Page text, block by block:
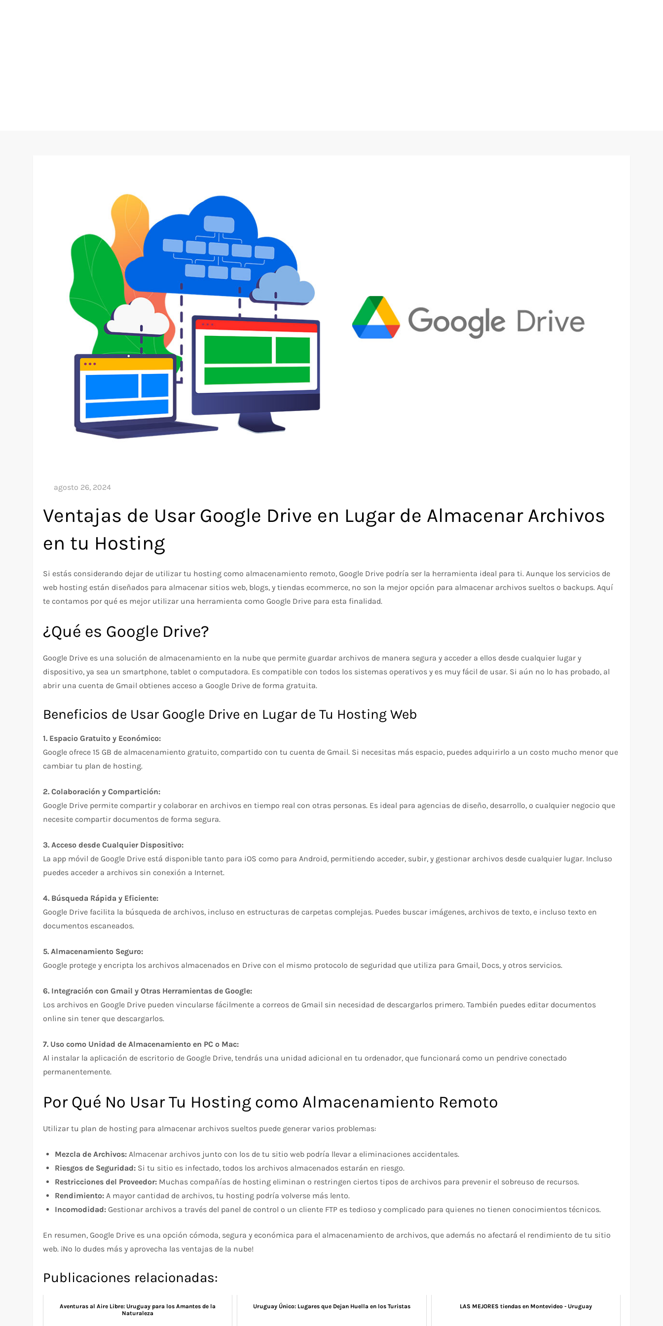
Ventajas de Usar Google Drive en Lugar de Almacenar Archivos
en tu Hosting
Si estás considerando dejar de utilizar tu hosting como almacenamiento remoto, Google Drive podría ser la herramienta ideal para ti. Aunque los servicios de
web hosting están diseñados para almacenar sitios web, blogs, y tiendas ecommerce, no son la mejor opción para almacenar archivos sueltos o backups. Aquí
te contamos por qué es mejor utilizar una herramienta como Google Drive para esta finalidad.
¿Qué es Google Drive?
Google Drive es una solución de almacenamiento en la nube que permite guardar archivos de manera segura y acceder a ellos desde cualquier lugar y
dispositivo, ya sea un smartphone, tablet o computadora. Es compatible con todos los sistemas operativos y es muy fácil de usar. Si aún no lo has probado, al
abrir una cuenta de Gmail obtienes acceso a Google Drive de forma gratuita.
Beneficios de Usar Google Drive en Lugar de Tu Hosting Web
1. Espacio Gratuito y Económico:
Google ofrece 15 GB de almacenamiento gratuito, compartido con tu cuenta de Gmail. Si necesitas más espacio, puedes adquirirlo a un costo mucho menor que
cambiar tu plan de hosting.
2. Colaboración y Compartición:
Google Drive permite compartir y colaborar en archivos en tiempo real con otras personas. Es ideal para agencias de diseño, desarrollo, o cualquier negocio que
necesite compartir documentos de forma segura.
3. Acceso desde Cualquier Dispositivo:
La app móvil de Google Drive está disponible tanto para iOS como para Android, permitiendo acceder, subir, y gestionar archivos desde cualquier lugar. Incluso
puedes acceder a archivos sin conexión a Internet.
4. Búsqueda Rápida y Eficiente:
Google Drive facilita la búsqueda de archivos, incluso en estructuras de carpetas complejas. Puedes buscar imágenes, archivos de texto, e incluso texto en
documentos escaneados.
5. Almacenamiento Seguro:
Google protege y encripta los archivos almacenados en Drive con el mismo protocolo de seguridad que utiliza para Gmail, Docs, y otros servicios.
6. Integración con Gmail y Otras Herramientas de Google:
Los archivos en Google Drive pueden vincularse fácilmente a correos de Gmail sin necesidad de descargarlos primero. También puedes editar documentos
online sin tener que descargarlos.
7. Uso como Unidad de Almacenamiento en PC o Mac:
Al instalar la aplicación de escritorio de Google Drive, tendrás una unidad adicional en tu ordenador, que funcionará como un pendrive conectado
permanentemente.
Por Qué No Usar Tu Hosting como Almacenamiento Remoto
Utilizar tu plan de hosting para almacenar archivos sueltos puede generar varios problemas:
Mezcla de Archivos: Almacenar archivos junto con los de tu sitio web podría llevar a eliminaciones accidentales.
Riesgos de Seguridad: Si tu sitio es infectado, todos los archivos almacenados estarán en riesgo.
Restricciones del Proveedor: Muchas compañías de hosting eliminan o restringen ciertos tipos de archivos para prevenir el sobreuso de recursos.
Rendimiento: A mayor cantidad de archivos, tu hosting podría volverse más lento.
Incomodidad: Gestionar archivos a través del panel de control o un cliente FTP es tedioso y complicado para quienes no tienen conocimientos técnicos.
En resumen, Google Drive es una opción cómoda, segura y económica para el almacenamiento de archivos, que además no afectará el rendimiento de tu sitio
web. ¡No lo dudes más y aprovecha las ventajas de la nube!
Publicaciones relacionadas:
Aventuras al Aire Libre: Uruguay para los Amantes de la
Naturaleza
Uruguay Único: Lugares que Dejan Huella en los Turistas LAS MEJORES tiendas en Montevideo - Uruguay